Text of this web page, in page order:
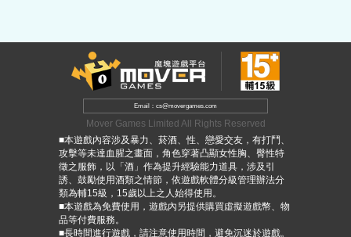
Email：cs@movergames.com
Mover Games Limited All Rights Reserved
■本遊戲內容涉及暴力、菸酒、性、戀愛交友，有打鬥、
攻擊等未達血腥之畫面，角色穿著凸顯女性胸、臀性特
徵之服飾，以「酒」作為提升經驗能力道具，涉及引
誘、鼓勵使用酒類之情節，依遊戲軟體分級管理辦法分
類為輔15級，15歲以上之人始得使用。
■本遊戲為免費使用，遊戲內另提供購買虛擬遊戲幣、物
品等付費服務。
■長時間進行遊戲，請注意使用時間，避免沉迷於遊戲。